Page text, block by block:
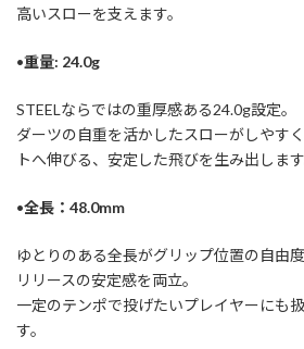
高いスローを支えます。
•重量: 24.0g
STEELならではの重厚感ある24.0g設定。
ダーツの自重を活かしたスローがしやす
トへ伸びる、安定した飛びを生み出します
•全長：48.0mm
ゆとりのある全長がグリップ位置の自由
リリースの安定感を両立。
一定のテンポで投げたいプレイヤーにも
す。